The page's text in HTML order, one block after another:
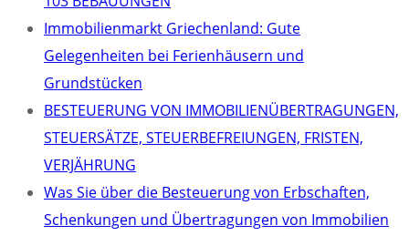
Immobilienmarkt Griechenland: Gute
Gelegenheiten bei Ferienhäusern und
Grundstücken
BESTEUERUNG VON IMMOBILIENÜBERTRAGUNGEN,
STEUERSÄTZE, STEUERBEFREIUNGEN, FRISTEN,
VERJÄHRUNG
Was Sie über die Besteuerung von Erbschaften,
Schenkungen und Übertragungen von Immobilien